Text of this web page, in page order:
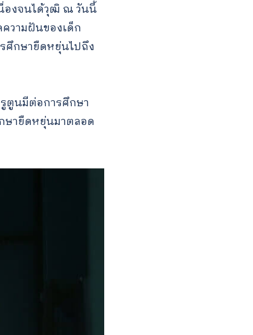
องจนได้วุฒิ ณ วันนี้
วามฝันของเด็ก
ศึกษายืดหยุ่นไปถึง
ตูนมีต่อการศึกษา
ษายืดหยุ่นมาตลอด